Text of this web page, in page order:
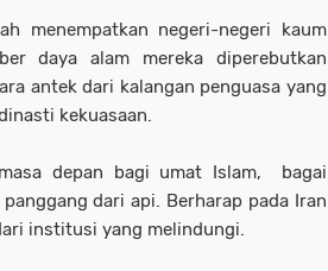
menempatkan negeri-negeri kaum
daya alam mereka diperebutkan
antek dari kalangan penguasa yang
kekuasaan.
depan bagi umat Islam, bagai
dari api. Berharap pada Iran
institusi yang melindungi.